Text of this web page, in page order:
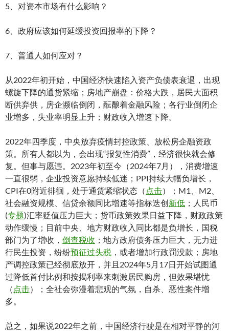
5、对资本市场有什么影响？
6、政府应该如何延缓投资回报率的下降？
7、普通人如何应对？
从2022年初开始，中国经济快速陷入资产负债表衰退，出现
螺旋下降的通货紧缩；房地产崩盘：价格大跌，居民大面积
断供弃供，房企濒临倒闭，酝酿着金融风险；各行业倒闭企
业增多，失业率明显上升；财政收入增速下降。
2022年四季度，中央放弃疫情封控政策、放松房企融资政
策。所有人都以为，会出现“报复性消费”，经济很快就会修
复。但事与愿违。2023年初至今（2024年7月），消费增速
一直很弱，企业投资意愿持续低迷；PPI持续大幅负增长，
CPI在0附近徘徊，处于通货紧缩状态（ 点击）；M1、M2、
社会融资规模、信贷余额同比增速等指标迭创新低 ；人民币
(专题)汇率贬值压力巨大；货币政策效果日益下降，财政政策
动作缓慢；目前中央、地方财政收入同比都是负增长，国税
部门为了增收， 倒查税收 ；地方政府债务压力巨大，无力进
行民生投资，纷纷预征过头税 ，或者增加行政罚没款；房地
产调控政策已经彻底放开，并且2024年5月17日开始试图通
过降低首付比例和按揭利率来刺激居民购房，但效果堪忧
（ 点击）；全社会弥漫着悲观的气氛，自杀、恶性案件增
多。
总之，如果说2022年之前，中国经济行驶是在相对平静的河